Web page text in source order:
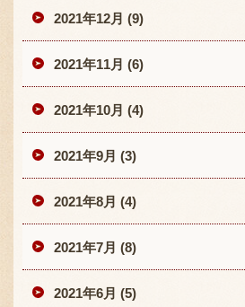
2021年12月 (9)
2021年11月 (6)
2021年10月 (4)
2021年9月 (3)
2021年8月 (4)
2021年7月 (8)
2021年6月 (5)